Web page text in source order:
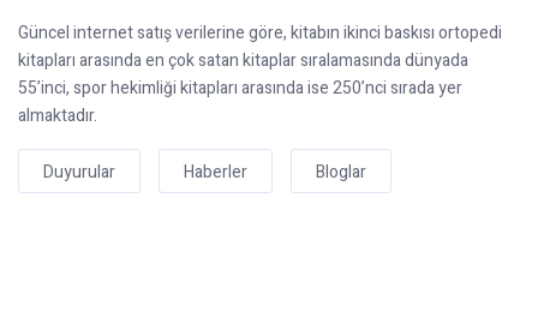
Güncel internet satış verilerine göre, kitabın ikinci baskısı ortopedi
kitapları arasında en çok satan kitaplar sıralamasında dünyada
55’inci, spor hekimliği kitapları arasında ise 250’nci sırada yer
almaktadır.
Duyurular Haberler Bloglar